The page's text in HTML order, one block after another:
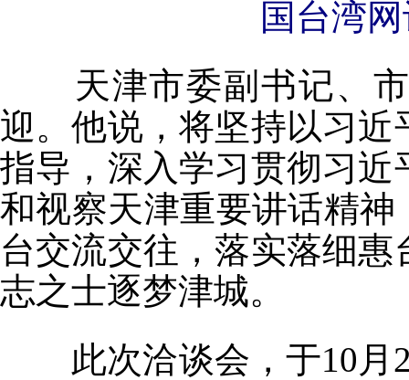
国台湾
天津市委副书记、市
迎。他说，将坚持以习
指导，深入学习贯彻习
和视察天津重要讲话精
台交流交往，落实落细
志之士逐梦津城。
此次洽谈会，于10月